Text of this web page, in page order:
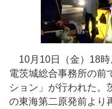
10月10日（金）18時
電茨城総合事務所の前
ション」が行われた。
の東海第二原発前より